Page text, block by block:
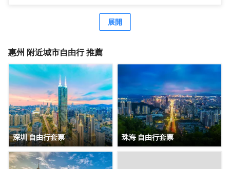
室，環境優美、體驗感超強，港口海鮮餐廳提供中西式自助
餐、自助燒烤、火鍋以及採用本地原生態自然食材製作的美
驗，如海泉SPA、水上衝浪、彩虹滑道、海仔漂流、礁石酒
吧、礁石廊橋等網紅打卡點......真正享受休閒度假時光。
讓您在海灣浪漫的情調和休閒輕鬆的氛圍中，享受泰式華貴
展開
惠州 附近城市自由行 推薦
深圳 自由行套票 珠海 自由行套票